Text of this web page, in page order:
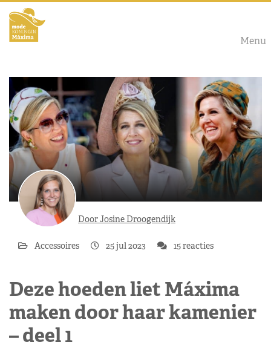
Menu
Door Josine Droogendijk
Accessoires 25 jul 2023 15 reacties
Deze hoeden liet Máxima
maken door haar kamenier
– deel 1